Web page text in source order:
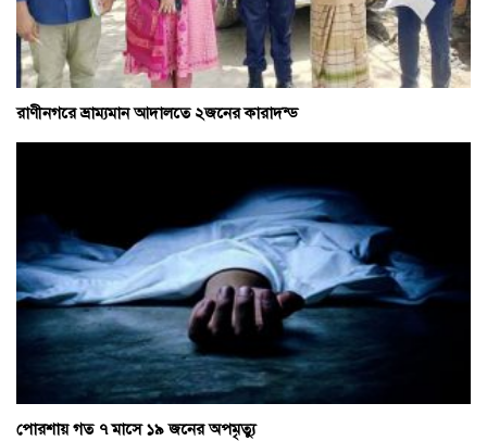
রাণীনগরে ভ্রাম্যমান আদালতে ২জনের কারাদন্ড
পোরশায় গত ৭ মাসে ১৯ জনের অপমৃত্যু